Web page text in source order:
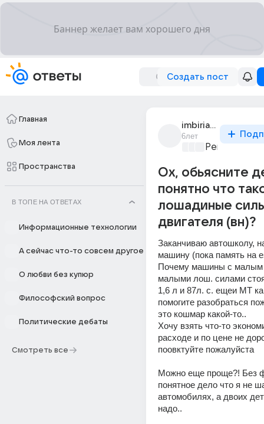
Создать пост
Главная
Моя лента
Пространства
В ТОПЕ НА ОТВЕТАХ
Информационные технологии
А сейчас что-то совсем другое
О любви без купюр
Философский вопрос
Политические дебаты
Смотреть все
imbiriana
6лет
Ремонт и
Ох, обьясните
понятно что
лошадиные
двигателя (вн)?
Заканчиваю автошколу,
машину (пока память на
Почему машины с малым
малыми лош. силами
1,6 л и 87л. с. ещеи МТ
помогите разобраться
это кошмар какой-то..
Хочу взять что-то
расходе и по цене не
поовктуйте пожалуйста
Можно еще проще?! Без
понятное дело что я не
автомобилях, а двоих
надо..